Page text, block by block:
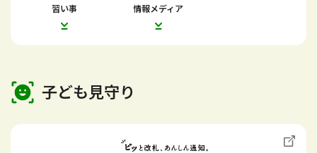
習い事 情報メディア
子ども見守り